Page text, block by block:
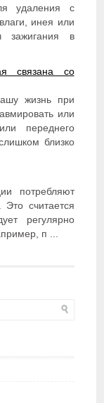
удаления с
инея или
зажигания в
связана со
жизнь при
или
переднего
близко
потребляют
Это считается
регулярно
п ...